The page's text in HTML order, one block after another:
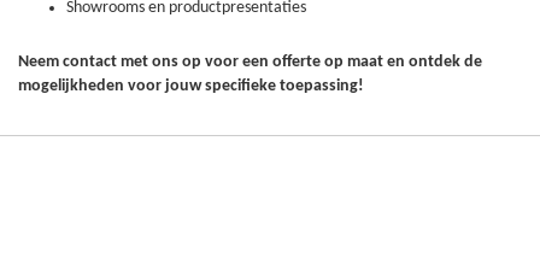
Showrooms en productpresentaties
Neem contact met ons op voor een offerte op maat en ontdek de
mogelijkheden voor jouw specifieke toepassing!